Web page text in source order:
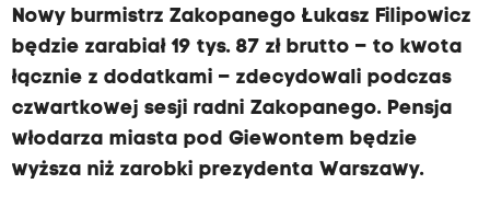
Nowy burmistrz Zakopanego Łukasz Filipowicz
będzie zarabiał 19 tys. 87 zł brutto – to kwota
łącznie z dodatkami – zdecydowali podczas
czwartkowej sesji radni Zakopanego. Pensja
włodarza miasta pod Giewontem będzie
wyższa niż zarobki prezydenta Warszawy.